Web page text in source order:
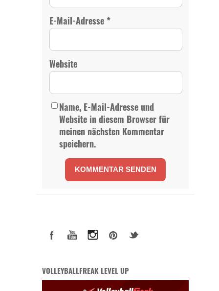
E-Mail-Adresse *
Website
Name, E-Mail-Adresse und
Website in diesem Browser für
meinen nächsten Kommentar
speichern.
VOLLEYBALLFREAK LEVEL UP